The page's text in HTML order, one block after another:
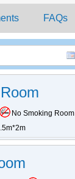
FAQs
No Smoking Room